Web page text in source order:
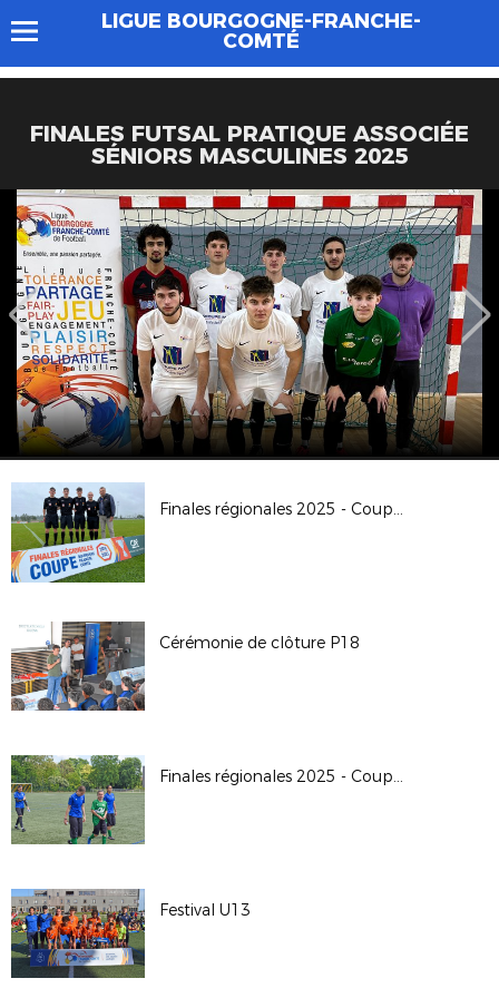
LIGUE BOURGOGNE-FRANCHE-
COMTÉ
FINALES FUTSAL PRATIQUE ASSOCIÉE
SÉNIORS MASCULINES 2025
Finales régionales 2025 - Coupe Crédit Agricole U14G
Cérémonie de clôture P18
Finales régionales 2025 - Coupe Crédit Agricole U18F
Festival U13